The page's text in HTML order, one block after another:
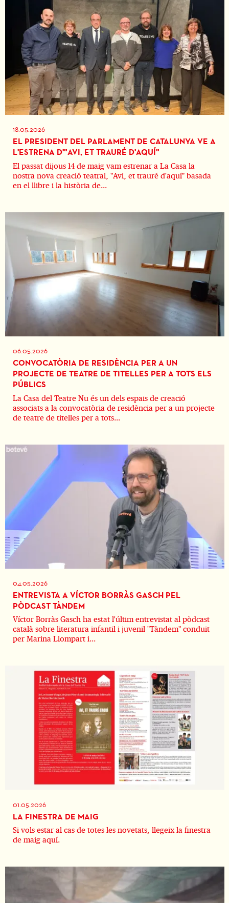
18.05.2026
EL PRESIDENT DEL PARLAMENT DE CATALUNYA VE A
L'ESTRENA D'"AVI, ET TRAURÉ D'AQUÍ"
El passat dijous 14 de maig vam estrenar a La Casa la
nostra nova creació teatral, "Avi, et trauré d'aquí" basada
en el llibre i la història de...
06.05.2026
CONVOCATÒRIA DE RESIDÈNCIA PER A UN
PROJECTE DE TEATRE DE TITELLES PER A TOTS ELS
PÚBLICS
La Casa del Teatre Nu és un dels espais de creació
associats a la convocatòria de residència per a un projecte
de teatre de titelles per a tots...
04.05.2026
ENTREVISTA A VÍCTOR BORRÀS GASCH PEL
PÒDCAST TÀNDEM
Víctor Borràs Gasch ha estat l'últim entrevistat al pòdcast
català sobre literatura infantil i juvenil "Tàndem" conduit
per Marina Llompart i...
01.05.2026
LA FINESTRA DE MAIG
Si vols estar al cas de totes les novetats, llegeix la finestra
de maig aquí.